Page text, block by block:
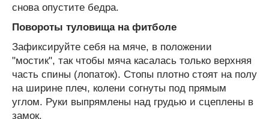
снова опустите бедра.
Повороты туловища на фитболе
Зафиксируйте себя на мяче, в положении
"мостик", так чтобы мяча касалась только верхняя
часть спины (лопаток). Стопы плотно стоят на полу
на ширине плеч, колени согнуты под прямым
углом. Руки выпрямлены над грудью и сцеплены в
замок.